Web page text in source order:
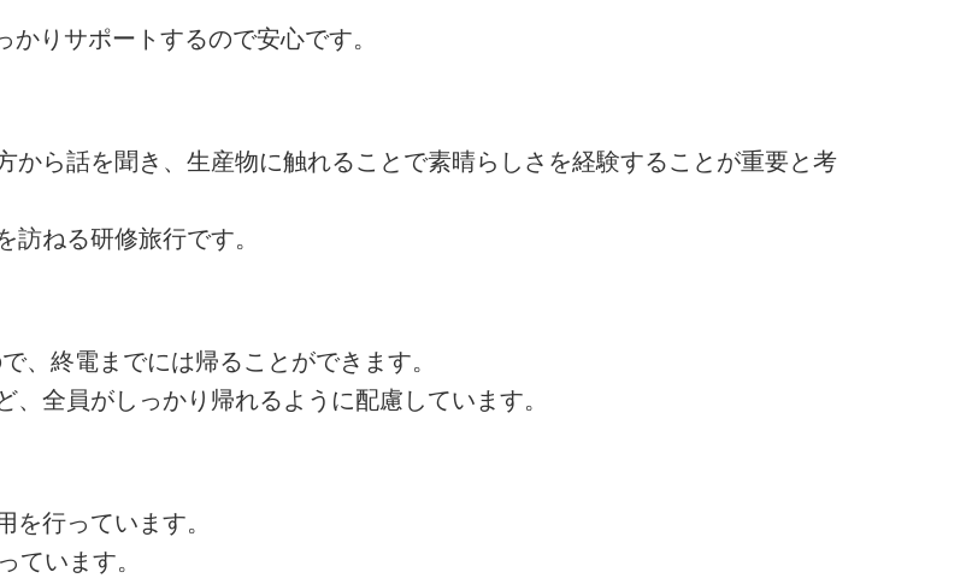
りサポートするので安心です。
から話を聞き、生産物に触れることで素晴らしさを経験することが重要と考
ねる研修旅行です。
、終電までには帰ることができます。
全員がしっかり帰れるように配慮しています。
行っています。
ています。